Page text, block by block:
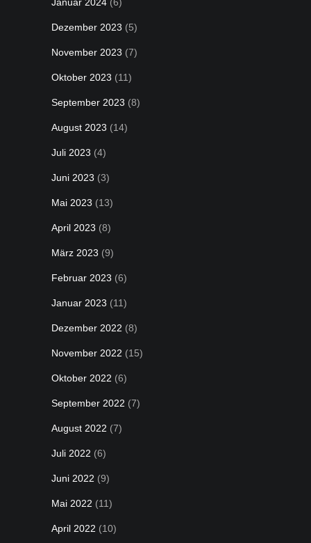
Dezember 2023 (5)
November 2023 (7)
Oktober 2023 (11)
September 2023 (8)
August 2023 (14)
Juli 2023 (4)
Juni 2023 (3)
Mai 2023 (13)
April 2023 (8)
März 2023 (9)
Februar 2023 (6)
Januar 2023 (11)
Dezember 2022 (8)
November 2022 (15)
Oktober 2022 (6)
September 2022 (7)
August 2022 (7)
Juli 2022 (6)
Juni 2022 (9)
Mai 2022 (11)
April 2022 (10)